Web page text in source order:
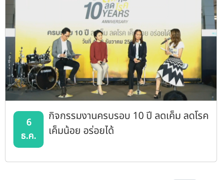
6
ธ.ค.
กิจกรรมงานครบรอบ 10 ปี ลดเค็ม ลดโรค
เค็มน้อย อร่อยได้